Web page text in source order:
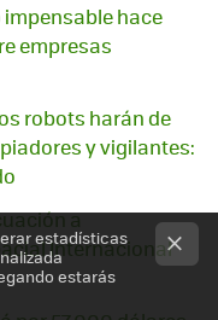
impensable hace
empresas
robots harán de
y vigilantes:
a
Internacional
estadísticas
estarás